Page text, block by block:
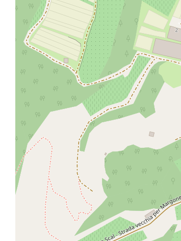
Fraveggio in 3 immagini
Fraveggio: interno della chiesa
Fraveggio: la chiesa
Fraveggio: la chiesa e il negozio
La benedizione della campana
La campana della chiesa di